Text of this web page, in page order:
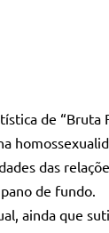
de “Bruta
das
de fundo.
ainda que